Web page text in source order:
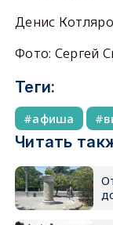
Денис
Фото: Сергей
Теги:
афиша
Читать